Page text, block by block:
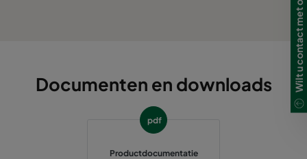
ePM1 85%
Documenten en downloads
pdf
Productdocumentatie